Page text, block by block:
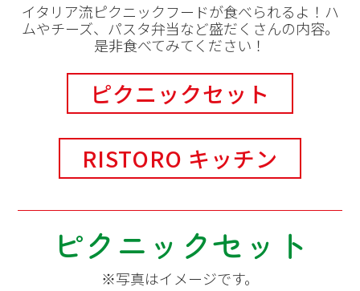
イタリア流ピクニックフードが食べられるよ！ハ
ムやチーズ、パスタ弁当など盛だくさんの内容。
是非食べてみてください！
ピクニックセット
RISTORO キッチン
ピクニックセット
※写真はイメージです。